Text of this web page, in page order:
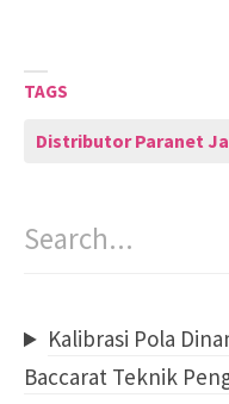
TAGS
Distributor Paranet
Kalibrasi Pola
Baccarat Teknik